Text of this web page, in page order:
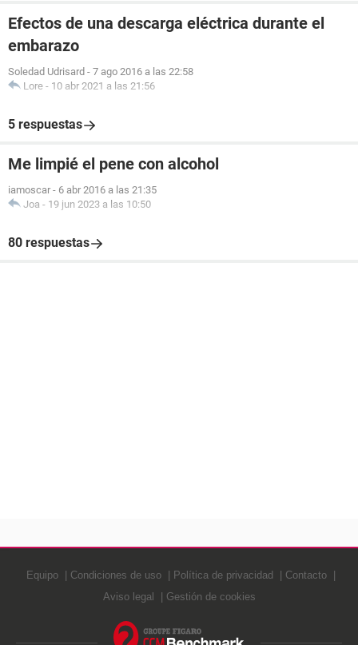
Efectos de una descarga eléctrica durante el
embarazo
Soledad Udrisard - 7 ago 2016 a las 22:58
Lore - 10 abr 2021 a las 21:56
5 respuestas
Me limpié el pene con alcohol
iamoscar - 6 abr 2016 a las 21:35
Joa - 19 jun 2023 a las 10:50
80 respuestas
Equipo Condiciones de uso Política de privacidad
Contacto
Aviso legal
Gestión de cookies